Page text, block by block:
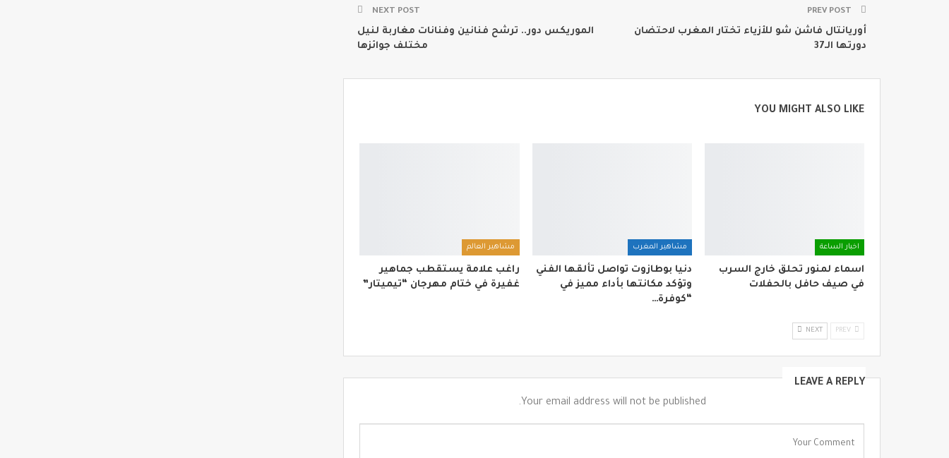
أوريانتال فاشن شو للأزياء تختار المغرب لاحتضان
دورتها الـ37
NEXT POST
الموريكس دور.. ترشح فنانين وفنانات مغاربة لنيل
مختلف جوائزها
YOU MIGHT ALSO LIKE
اخبار الساعة
اسماء لمنور تحلق خارج السرب
في صيف حافل بالحفلات
مشاهير المغرب
دنيا بوطازوت تواصل تألقها الفني
وتؤكد مكانتها بأداء مميز في
“كوفرة…
مشاهير العالم
راغب علامة يستقطب جماهير
غفيرة في ختام مهرجان “تيميتار”
NEXT
LEAVE A REPLY
Your email address will not be published.